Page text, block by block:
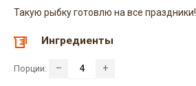
Такую рыбку готовлю на все праздники!
Ингредиенты
Порции: – +